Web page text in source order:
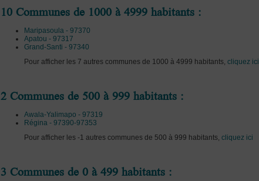
10 Communes de 1000 à 4999 habitants :
Maripasoula - 97370
Apatou - 97317
Grand-Santi - 97340
Pour afficher les 7 autres communes de 1000 à 4999 habitants, cliquez ici
2 Communes de 500 à 999 habitants :
Awala-Yalimapo - 97319
Régina - 97390-97353
Pour afficher les -1 autres communes de 500 à 999 habitants, cliquez ici
3 Communes de 0 à 499 habitants :